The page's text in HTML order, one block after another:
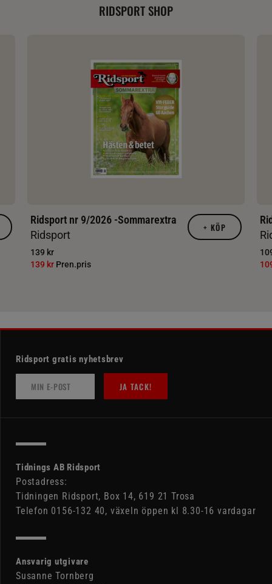
RIDSPORT SHOP
Ridsport nr 9/2026 -Sommarextra
Ridsport
139 kr
139 kr Pren.pris
+ KÖP
Ridsport gratis nyhetsbrev
JA TACK!
Tidnings AB Ridsport
Postadress:
Tidningen Ridsport, Box 14, 619 21 Trosa
Telefon 0156-132 40, växeln öppen kl 8.30-16 vardagar
Ansvarig utgivare
Susanne Tornberg